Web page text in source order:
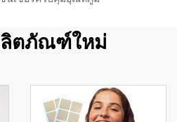
ลิตภัณฑ์ใหม่